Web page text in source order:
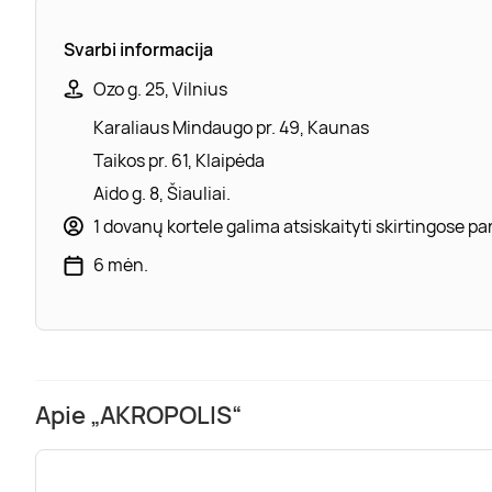
Svarbi informacija
Ozo g. 25, Vilnius
Karaliaus Mindaugo pr. 49, Kaunas
Taikos pr. 61, Klaipėda
Aido g. 8, Šiauliai.
1 dovanų kortele galima atsiskaityti skirtingose
6 mėn.
Apie „AKROPOLIS“